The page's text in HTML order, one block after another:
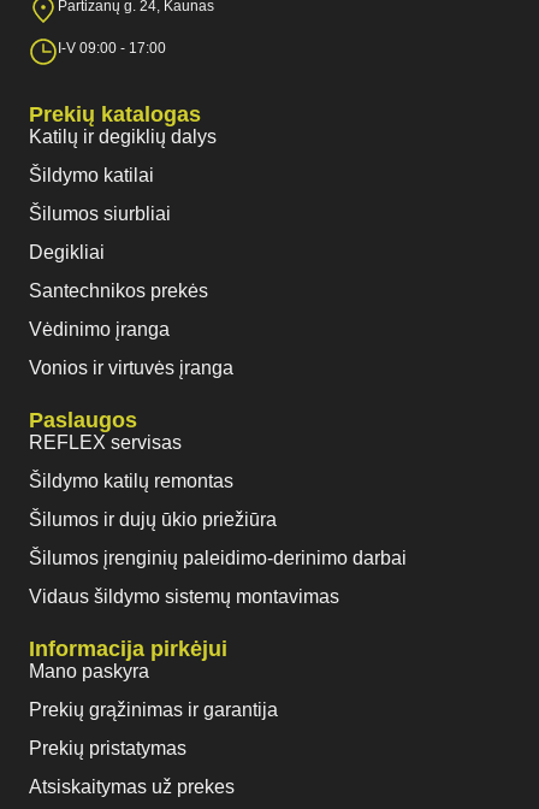
Partizanų g. 24, Kaunas
I-V 09:00 - 17:00
Prekių katalogas
Katilų ir degiklių dalys
Šildymo katilai
Šilumos siurbliai
Degikliai
Santechnikos prekės
Vėdinimo įranga
Vonios ir virtuvės įranga
Paslaugos
REFLEX servisas
Šildymo katilų remontas
Šilumos ir dujų ūkio priežiūra
Šilumos įrenginių paleidimo-derinimo darbai
Vidaus šildymo sistemų montavimas
Informacija pirkėjui
Mano paskyra
Prekių grąžinimas ir garantija
Prekių pristatymas
Atsiskaitymas už prekes